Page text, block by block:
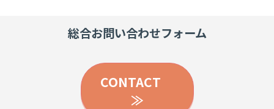
総合お問い合わせフォーム
CONTACT
≫